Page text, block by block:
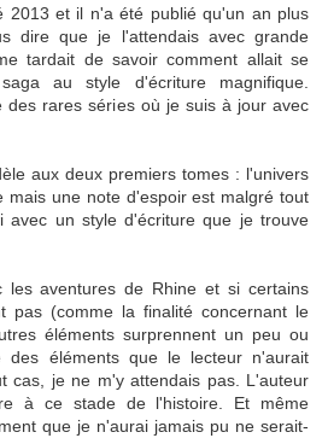
2013 et il n'a été publié qu'un an plus
dire que je l'attendais avec grande
tardait de savoir comment allait se
au style d'écriture magnifique.
des rares séries où je suis à jour avec
aux deux premiers tomes : l'univers
mais une note d'espoir est malgré tout
avec un style d'écriture que je trouve
les aventures de Rhine et si certains
pas (comme la finalité concernant le
éléments surprennent un peu ou
des éléments que le lecteur n'aurait
cas, je ne m'y attendais pas. L'auteur
à ce stade de l'histoire. Et même
que je n'aurai jamais pu ne serait-